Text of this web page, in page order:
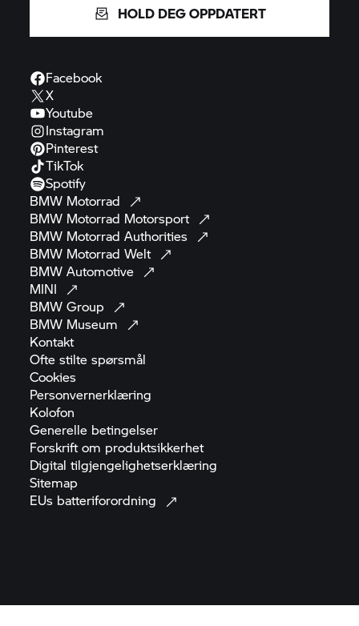
HOLD DEG OPPDATERT
Facebook
X
Youtube
Instagram
Pinterest
TikTok
Spotify
BMW Motorrad
BMW Motorrad Motorsport
BMW Motorrad Authorities
BMW Motorrad Welt
BMWAutomotive
MINI
BMWGroup
BMW Museum
Kontakt
Ofte stiltespørsmål
Cookies
Personvernerklæring
Kolofon
Generelle betingelser
Forskrift om produktsikkerhet
Digitaltilgjengelighetserklæring
Sitemap
EUs batteriforordning